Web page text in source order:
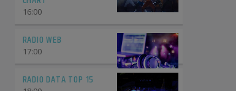
16:00
RADIO WEB
17:00
RADIO DATA TOP 15